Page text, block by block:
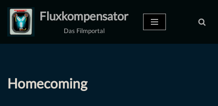
Zum
Inhalt
Fluxkompensator
Das Filmportal
Homecoming